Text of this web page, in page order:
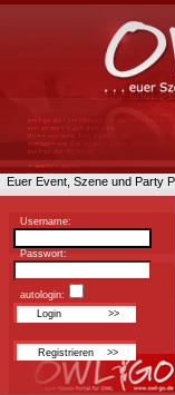
Euer Event, Szene und Party
Username:
Passwort:
autologin: